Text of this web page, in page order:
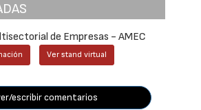
de Empresas - AMEC
Ver stand virtual
escribir comentarios